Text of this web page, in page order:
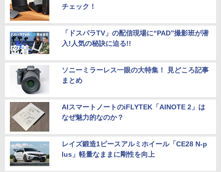
チェック！
「ドスパラTV」の配信現場に“PAD”撮影班が潜
入!人気の秘訣に迫る!!
ソニーミラーレス一眼の大特集！ 見どころ記事
まとめ
AIスマートノートのiFLYTEK「AINOTE 2」は
なぜ魅力的なのか？
レイズ鍛造1ピースアルミホイール「CE28 N-p
lus」軽量なままに剛性を向上